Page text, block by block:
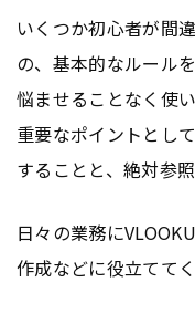
いくつか初心者が間
の、基本的なルール
悩ませることなく使
重要なポイントとし
することと、絶対参
日々の業務に
作成などに役立ててく